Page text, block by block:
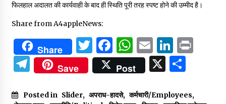
फिलहाल अदालत की कार्यवाही के बाद ही स्थिति पूरी तरह स्पष्ट होने की उम्मीद है।
Share from A4appleNews:
Share Twitter
Facebook
WhatsApp
Email
Telegram
Save Post X
Posted in Slider, अपराध-हादसे, कर्मचारी/Employees,